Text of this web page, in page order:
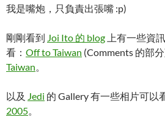
我是嘴炮，只負責出張嘴 :p)
剛剛看到 Joi Ito 的 blog 上有一些資
看： Off to Taiwan (Comments 的部分)
Taiwan。
以及 Jedi 的 Gallery 有一些相片可以
2005。